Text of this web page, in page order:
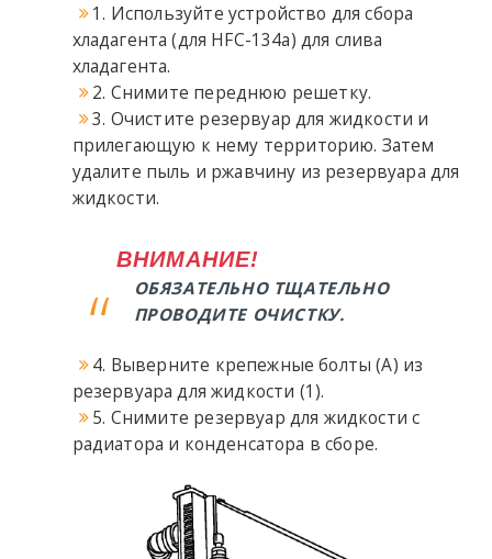
1. Используйте устройство для сбора
хладагента (для HFC-134a) для слива
хладагента.
2. Снимите переднюю решетку.
3. Очистите резервуар для жидкости и
прилегающую к нему территорию. Затем
удалите пыль и ржавчину из резервуара для
жидкости.
ВНИМАНИЕ!
ОБЯЗАТЕЛЬНО ТЩАТЕЛЬНО
ПРОВОДИТЕ ОЧИСТКУ.
4. Выверните крепежные болты (A) из
резервуара для жидкости (1).
5. Снимите резервуар для жидкости с
радиатора и конденсатора в сборе.